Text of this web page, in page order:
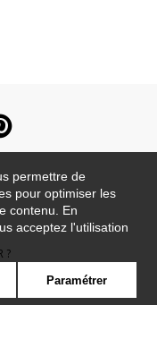
?
permettre de
pour optimiser les
contenu. En
acceptez l'utilisation
Paramétrer